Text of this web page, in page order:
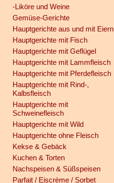
-Liköre und Weine
Gemüse-Gerichte
Hauptgerichte aus und mit Eiern
Hauptgerichte mit Fisch
Hauptgerichte mit Geflügel
Hauptgerichte mit Lammfleisch
Hauptgerichte mit Pferdefleisch
Hauptgerichte mit Rind-,
Kalbsfleisch
Hauptgerichte mit
Schweinefleisch
Hauptgerichte mit Wild
Hauptgerichte ohne Fleisch
Kekse & Gebäck
Kuchen & Torten
Nachspeisen & Süßspeisen
Parfait / Eiscrème / Sorbet